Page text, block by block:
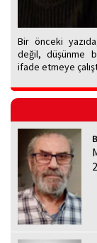
Bir önceki
değil, düşünme
ifade etmeye